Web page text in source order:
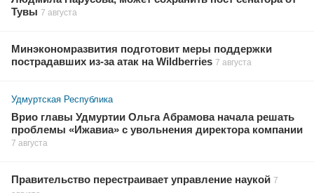
Тувы 7 августа
Минэкономразвития подготовит меры поддержки
пострадавших из-за атак на Wildberries 7 августа
Удмуртская Республика
Врио главы Удмуртии Ольга Абрамова начала решать
проблемы «Ижавиа» с увольнения директора компании
7 августа
Правительство перестраивает управление наукой 7